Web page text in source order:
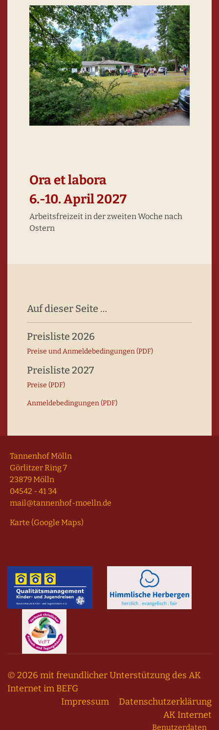
Ora et labora
6.-10. April 2027
Arbeitsfreizeit in der zweiten Woche nach
Ostern
Auf dieser Seite …
Preisliste 2026
Preise und Anmelde­bedingungen (PDF)
Preisliste 2027
Preise (PDF)
Anmeldebedingungen (PDF)
Tannenhof Mölln
Görlitzer Ring 7
23879 Mölln
04542 - 41 34
mail@tannenhof-moelln.de
Karte (Google Maps)
© 2026 mit freundlicher Unterstützung des AK
Internet im BEFG
Impressum
Datenschutzerklärung
AK Internet
Benutzerdaten